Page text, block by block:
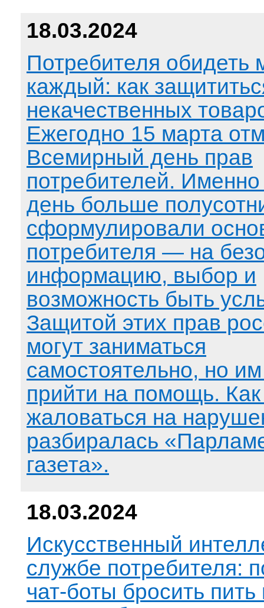
18.03.2024
Потребителя обидеть
каждый: как
некачественных
Ежегодно 15 марта
Всемирный день прав
потребителей. Именно
день больше
сформулировали
потребителя — на
информацию, выбор и
возможность быть
Защитой этих прав
могут заниматься
самостоятельно, но
прийти на помощь.
жаловаться на
разбиралась
газета».
18.03.2024
Искусственный
службе потребителя:
чат-боты бросить пить